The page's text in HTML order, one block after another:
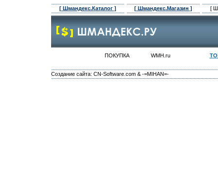
[ Шмандекс.Каталог ] [ Шмандекс.Магазин ] [
ПОКУПКА WMH.ru
Создание сайта: CN-Software.com & -=MIHAN=-